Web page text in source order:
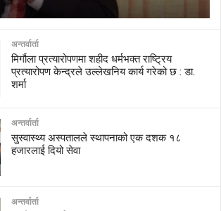
अन्तर्वार्ता
मिर्गौला प्रत्यारोपणमा शहीद धर्मभक्त राष्ट्रिय
प्रत्यारोपण केन्द्रले उल्लेखनिय कार्य गरेको छ : डा.
शर्मा
अन्तर्वार्ता
सुस्वास्थ्य अस्पतालले स्थापनाको एक दशक १८
हजारलाई दियो सेवा
अन्तर्वार्ता